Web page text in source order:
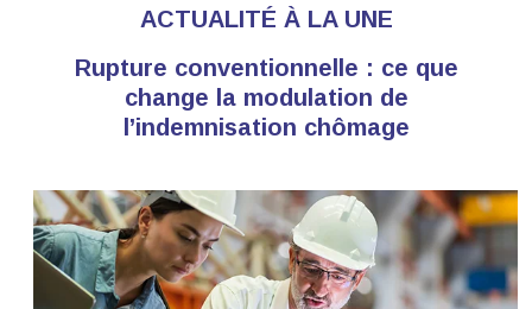
ACTUALITÉ À LA UNE
Rupture conventionnelle : ce que
change la modulation de
l’indemnisation chômage